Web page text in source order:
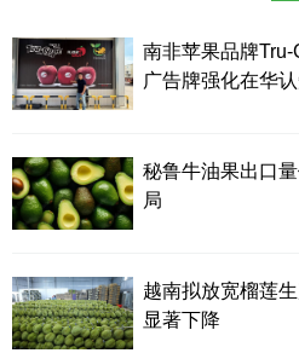
南非苹果品牌
广告牌强化在华
秘鲁牛油果出口
局
越南拟放宽榴莲
显著下降